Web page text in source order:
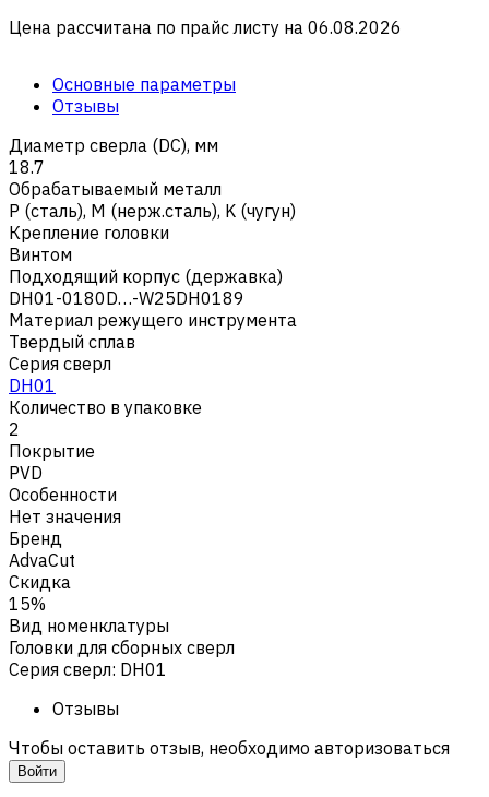
Цена рассчитана по прайс листу на 06.08.2026
Основные параметры
Отзывы
Диаметр сверла (DC), мм
18.7
Обрабатываемый металл
Р (сталь), M (нерж.сталь), K (чугун)
Крепление головки
Винтом
Подходящий корпус (державка)
DH01-0180D…-W25DH0189
Материал режущего инструмента
Твердый сплав
Серия сверл
DH01
Количество в упаковке
2
Покрытие
PVD
Особенности
Нет значения
Бренд
AdvaCut
Скидка
15%
Вид номенклатуры
Головки для сборных сверл
Серия сверл: DH01
Отзывы
Чтобы оставить отзыв, необходимо авторизоваться
Войти